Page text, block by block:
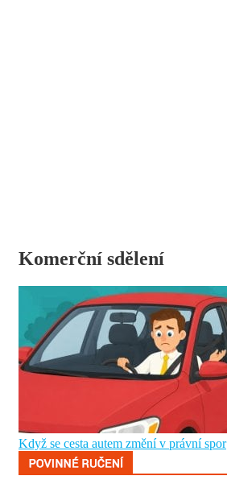
Komerční sdělení
Když se cesta autem změní v právní spor